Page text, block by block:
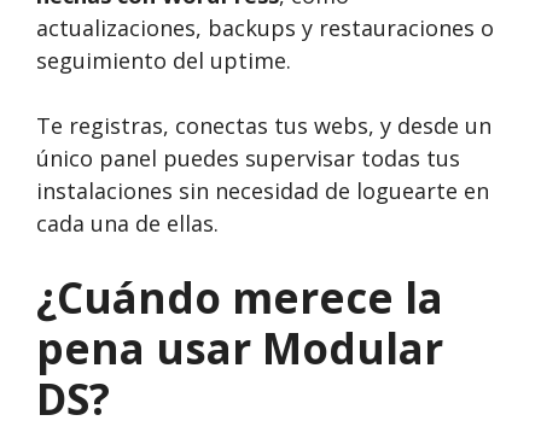
actualizaciones, backups y restauraciones o
seguimiento del uptime.
Te registras, conectas tus webs, y desde un
único panel puedes supervisar todas tus
instalaciones sin necesidad de loguearte en
cada una de ellas.
¿Cuándo merece la
pena usar Modular
DS?